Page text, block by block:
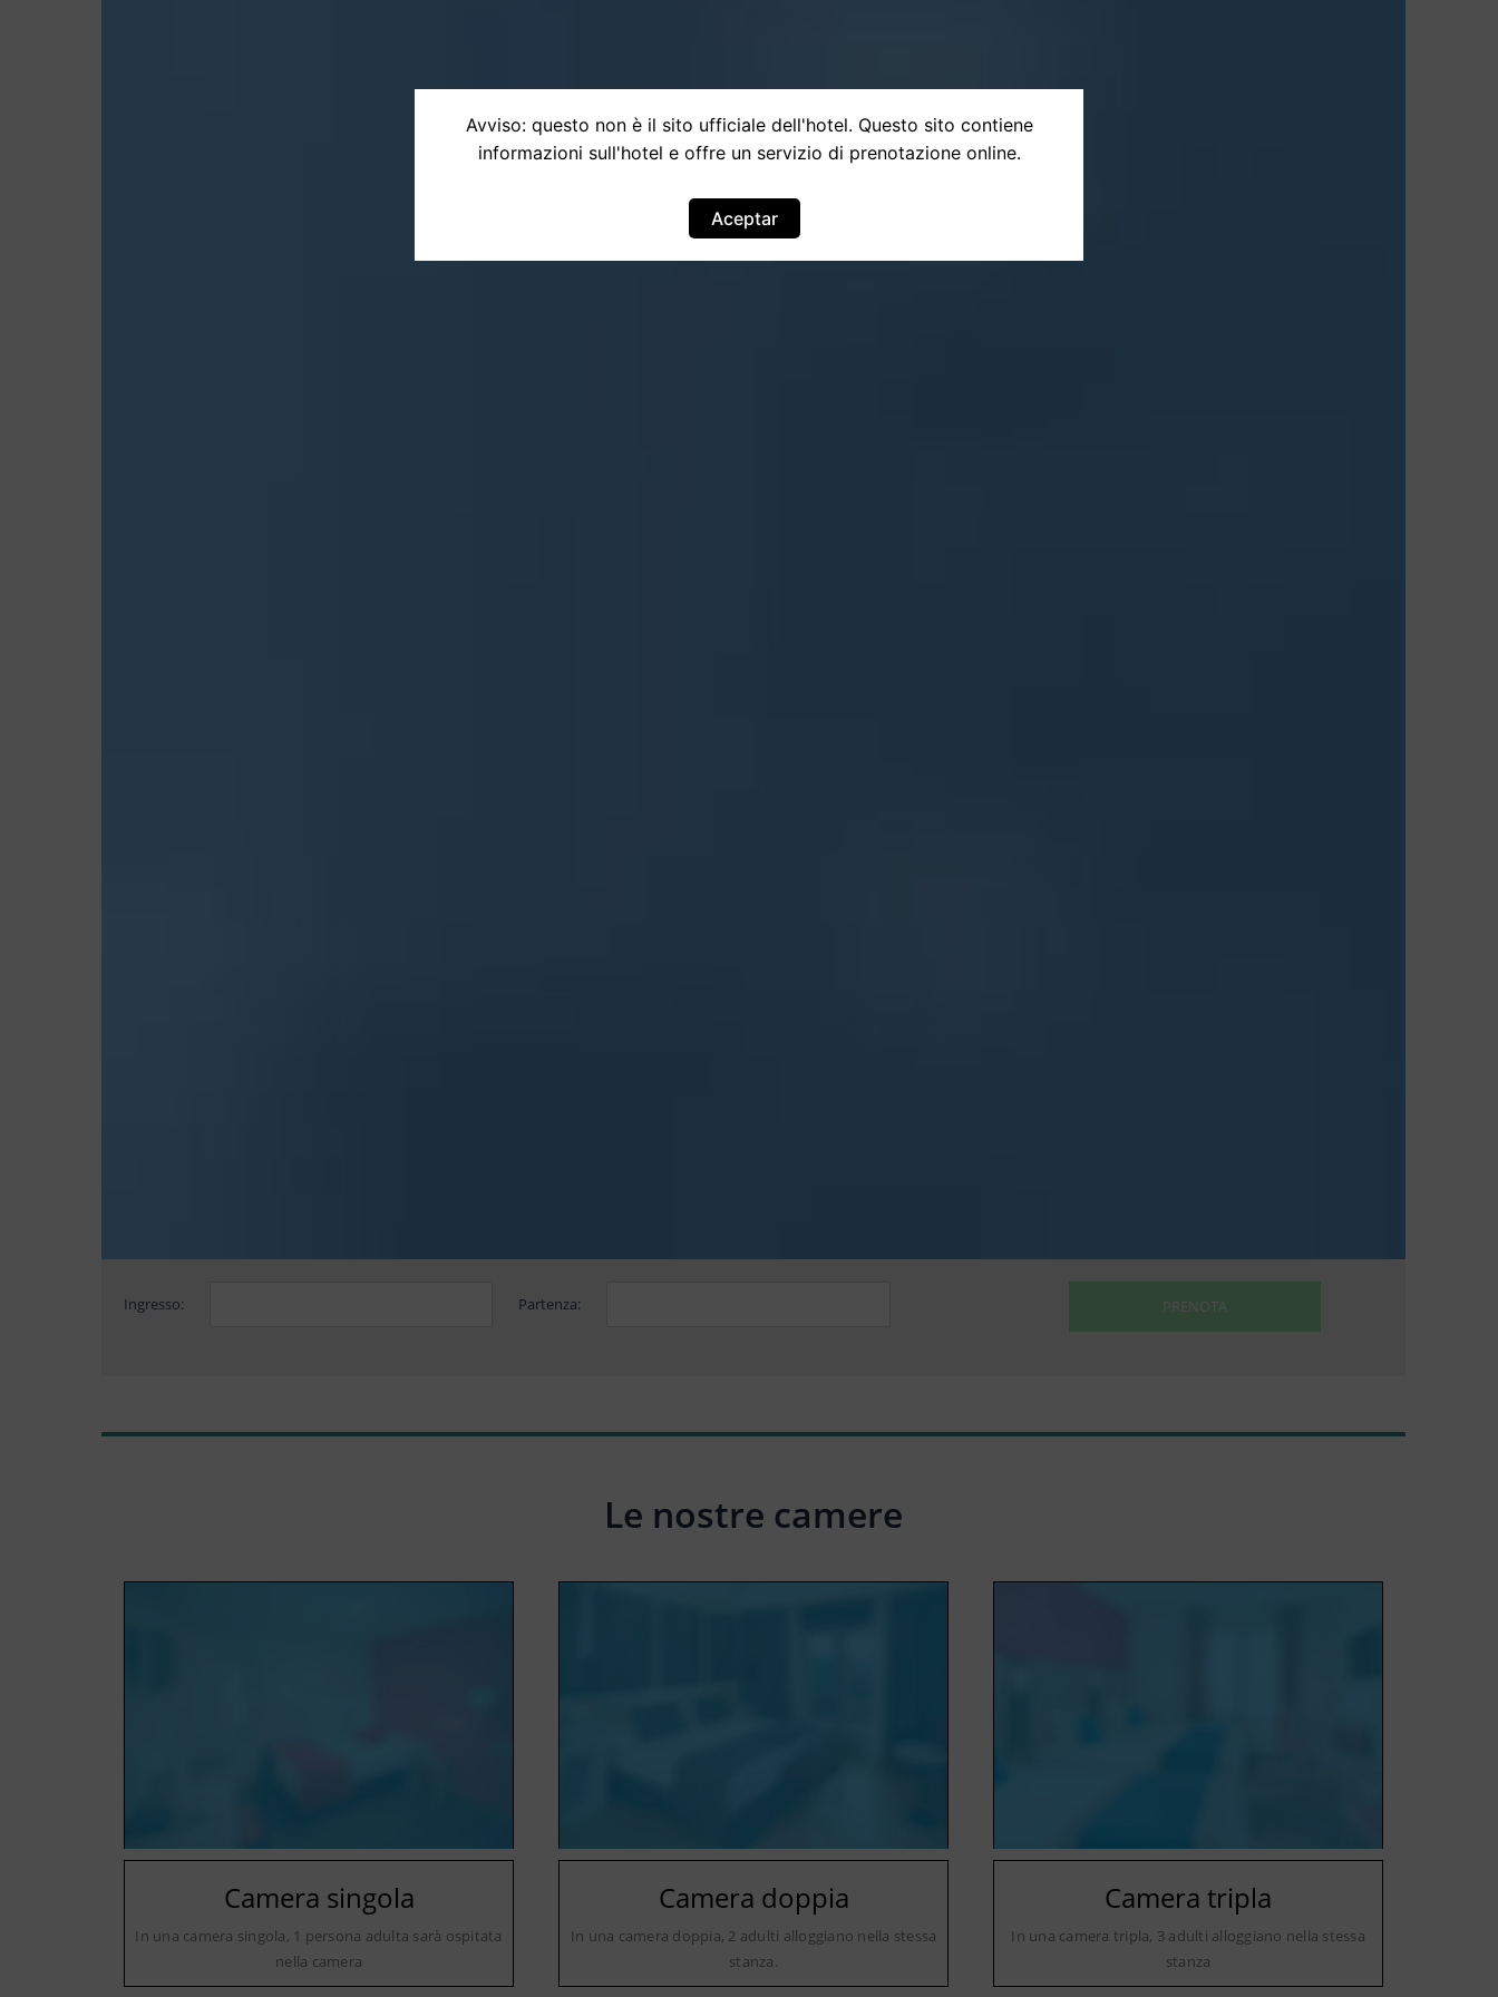
Ingresso: Partenza: PRENOTA
Le nostre camere
Camera singola
In una camera singola, 1 persona adulta sarà ospitata
nella camera
Camera doppia
In una camera doppia, 2 adulti alloggiano nella stessa
stanza.
Camera tripla
In una camera tripla, 3 adulti alloggiano nella stessa
stanza
Avviso: questo non è il sito ufficiale dell'hotel. Questo sito contiene
informazioni sull'hotel e offre un servizio di prenotazione online.
Aceptar